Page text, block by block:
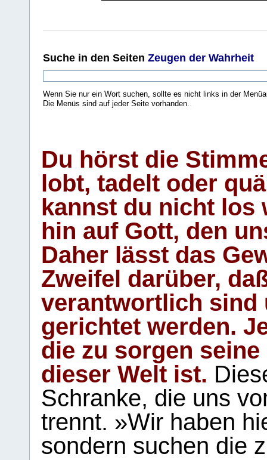
Suche in den Seiten Zeugen der Wahrheit
Wenn Sie nur ein Wort suchen, sollte es nicht links in der
Die Menüs sind auf jeder Seite vorhanden.
Du hörst die
lobt, tadelt oder
kannst du nicht los
hin auf Gott, den
Daher lässt das
Zweifel darüber,
verantwortlich sind
gerichtet werden.
die zu sorgen
dieser Welt ist.
Schranke, die uns
trennt. »Wir haben
sondern suchen die